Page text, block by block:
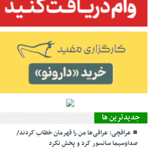
جديدترين ها
عراقچی: عراقی‌ها من را قهرمان خطاب کردند/
صداوسیما سانسور کرد و پخش نکرد